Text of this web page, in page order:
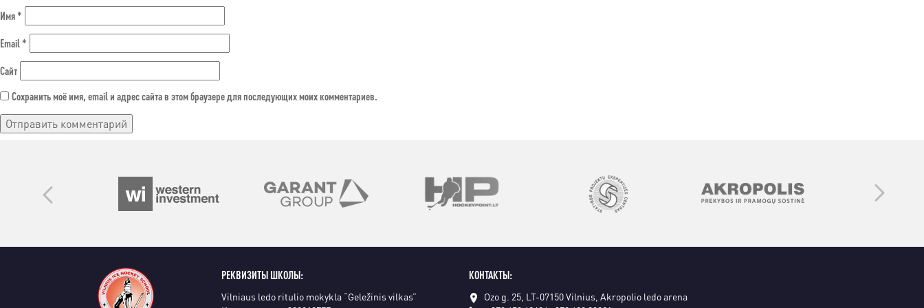
Имя*
Email*
Сайт
Сохранить моё имя, email и адрес сайта в этом браузере для последующих моих комментариев.
РЕКВИЗИТЫ ШКОЛЫ:
Vilniaus ledo ritulio mokykla “Geležinis vilkas”
КОНТАКТЫ:
Ozo g. 25, LT-07150 Vilnius, Akropolio ledo arena